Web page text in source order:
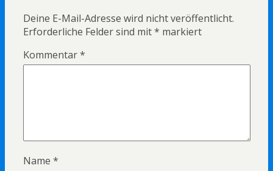
Deine E-Mail-Adresse wird nicht veröffentlicht.
Erforderliche Felder sind mit* markiert
Kommentar*
Name *